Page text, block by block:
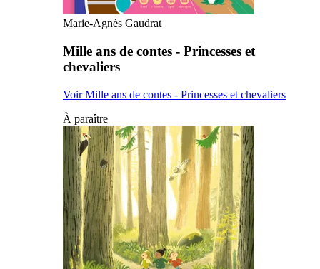
Marie-Agnès Gaudrat
Mille ans de contes - Princesses et
chevaliers
Voir Mille ans de contes - Princesses et chevaliers
À paraître